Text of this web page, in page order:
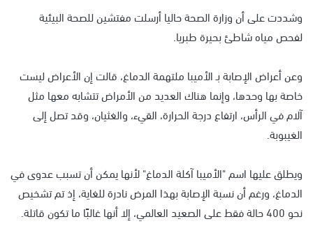
وشددت على أن وزارة الصحة حاليا أرسلت مفتشين للصحة البيئية
لفحص مياه شاطئ بحيرة طبريا.
وعن أعراض الإصابة بـ الأميبا ملتهمة الدماغ، قالت إن الأعراض ليست
خاصة بها وحدها، وإنما هناك العديد من الأمراض تتشابه معها مثل
آلام في الرأس، ارتفاع درجة الحرارة، القيء، والغثيان، وقد تصل إلى
الغيبوبة.
ويطلق عليها اسم "الأميبا آكلة الدماغ" لأنها يمكن أن تسبب عدوى في
الدماغ، ورغم أن نسبة الإصابة بهذا المرض نادرة للغاية، إذ تم تشخيص
نحو 400 حالة فقط على الصعيد العالمي، إلا أنها غالبًا ما تكون قاتلة.